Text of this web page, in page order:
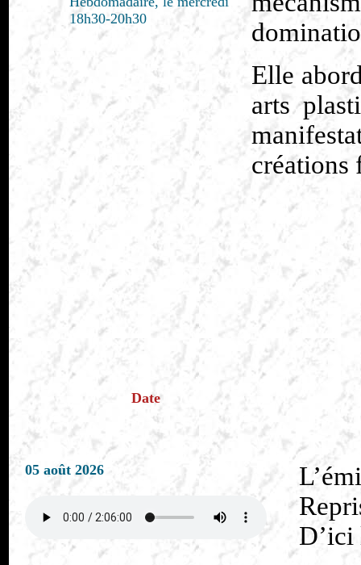
Elle
arts
créations
18h30-20h30
Date
05 août 2026
D’ici